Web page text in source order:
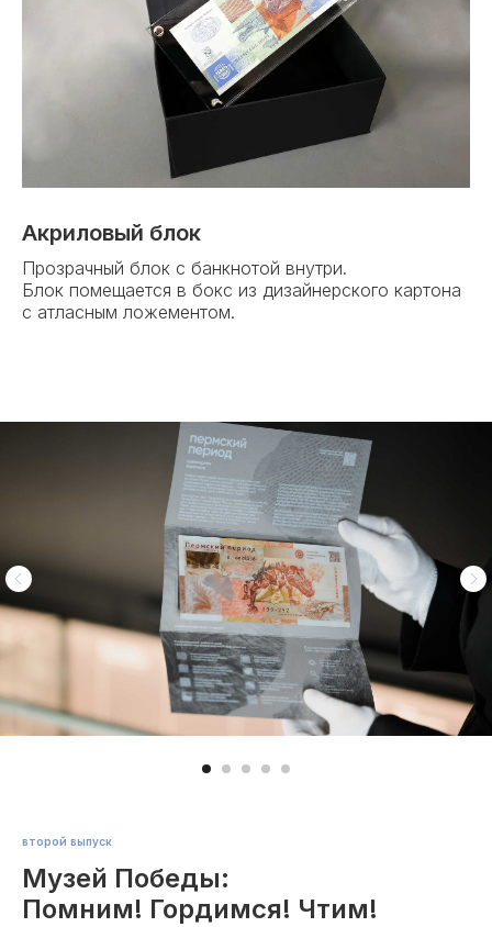
Акриловый блок
Прозрачный блок с банкнотой внутри.
Блок помещается в бокс из дизайнерского картона
с атласным ложементом.
второй выпуск
Музей Победы:
Помним! Гордимся! Чтим!